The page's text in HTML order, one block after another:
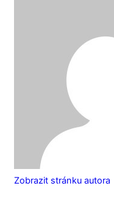
Zobrazit stránku autora